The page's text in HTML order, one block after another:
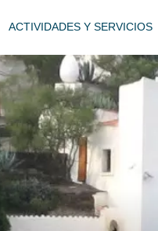
ACTIVIDADES Y SERVICIOS